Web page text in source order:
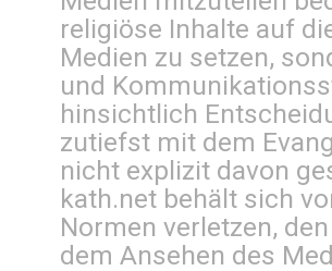
religiöse Inhalte auf
Medien zu setzen,
und
hinsichtlich
zutiefst mit dem
nicht explizit davon
kath.net behält sich
Normen verletzen,
dem Ansehen des